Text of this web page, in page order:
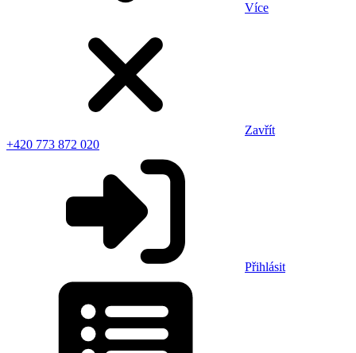
Více
Zavřít
+420 773 872 020
Přihlásit